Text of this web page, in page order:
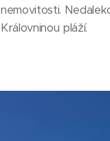
nemovitosti.
Královninou pláží.